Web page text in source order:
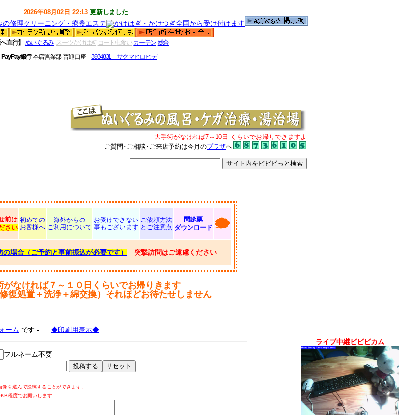
2026年08月02日 22:13 更新しました
直行】 ぬいぐるみ スーツかけはぎ コート虫食い カーテン 総合
PayPay銀行本店営業部 普通口座3934831 サクマヒロヒデ
大手術がなければ7～10日 くらいでお帰りできますよ
ご質問･ご相談･ご来店予約は今月のプラザへ
前は
さい
初めての
お客様へ
海外からの
ご利用について
お受けできない
事もございます
ご依頼方法
とご注意点
問診票
ダウンロード
場合（ご予約と事前振込が必要です） 突撃訪問はご遠慮ください
がなければ７～１０日くらいでお帰りきます
修復処置＋洗浄＋綿交換）それほどお待たせしません
ーム です - ◆印刷用表示◆
フルネーム不要
を選んで投稿することができます。
程度でお願いします
ライブ中継ビビビカム